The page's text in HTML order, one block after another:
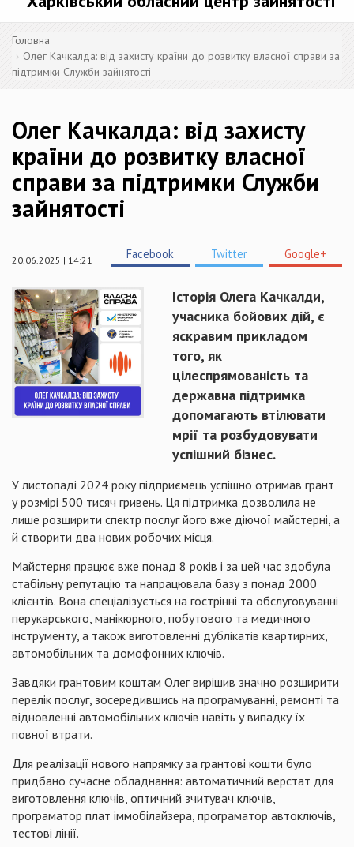
Головна
Олег Качкалда: від захисту країни до розвитку власної справи за
підтримки Служби зайнятості
Олег Качкалда: від захисту
країни до розвитку власної
справи за підтримки Служби
зайнятості
20.06.2025 | 14:21 Facebook Twitter Google+
Історія Олега Качкалди,
учасника бойових дій, є
яскравим прикладом
того, як
цілеспрямованість та
державна підтримка
допомагають втілювати
мрії та розбудовувати
успішний бізнес.
У листопаді 2024 року підприємець успішно отримав грант
у розмірі 500 тисяч гривень. Ця підтримка дозволила не
лише розширити спектр послуг його вже діючої майстерні, а
й створити два нових робочих місця.
Майстерня працює вже понад 8 років і за цей час здобула
стабільну репутацію та напрацювала базу з понад 2000
клієнтів. Вона спеціалізується на гострінні та обслуговуванні
перукарського, манікюрного, побутового та медичного
інструменту, а також виготовленні дублікатів квартирних,
автомобільних та домофонних ключів.
Завдяки грантовим коштам Олег вирішив значно розширити
перелік послуг, зосередившись на програмуванні, ремонті та
відновленні автомобільних ключів навіть у випадку їх
повної втрати.
Для реалізації нового напрямку за грантові кошти було
придбано сучасне обладнання: автоматичний верстат для
виготовлення ключів, оптичний зчитувач ключів,
програматор плат іммобілайзера, програматор автоключів,
тестові лінії.